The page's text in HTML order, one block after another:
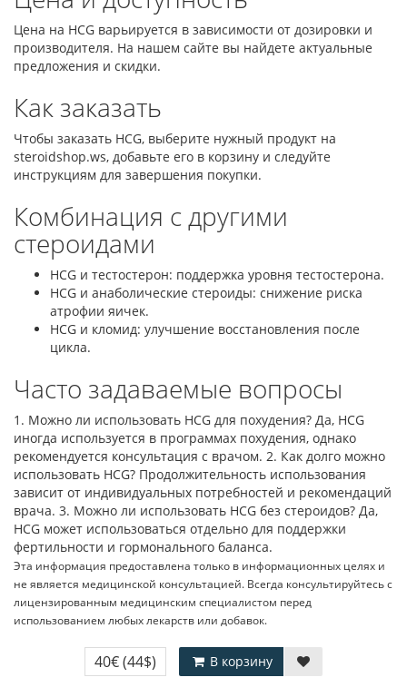
Цена на HCG варьируется в зависимости от дозировки и
производителя. На нашем сайте вы найдете актуальные
предложения и скидки.
Как заказать
Чтобы заказать HCG, выберите нужный продукт на
steroidshop.ws, добавьте его в корзину и следуйте
инструкциям для завершения покупки.
Комбинация с другими
стероидами
HCG и тестостерон: поддержка уровня тестостерона.
HCG и анаболические стероиды: снижение риска
атрофии яичек.
HCG и кломид: улучшение восстановления после
цикла.
Часто задаваемые вопросы
1. Можно ли использовать HCG для похудения? Да, HCG
иногда используется в программах похудения, однако
рекомендуется консультация с врачом. 2. Как долго можно
использовать HCG? Продолжительность использования
зависит от индивидуальных потребностей и рекомендаций
врача. 3. Можно ли использовать HCG без стероидов? Да,
HCG может использоваться отдельно для поддержки
фертильности и гормонального баланса.
Эта информация предоставлена только в информационных целях и
не является медицинской консультацией. Всегда консультируйтесь с
лицензированным медицинским специалистом перед
использованием любых лекарств или добавок.
40€(44$) В корзину